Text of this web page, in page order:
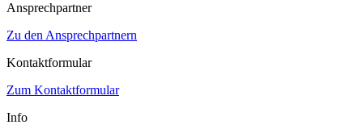
Ansprechpartner
Zu den Ansprechpartnern
Kontaktformular
Zum Kontaktformular
Info